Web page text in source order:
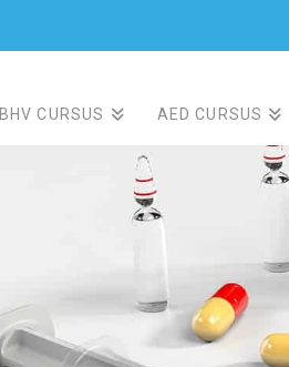
BHV CURSUS AED CURSUS